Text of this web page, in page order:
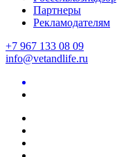
Партнеры
Рекламодателям
+7 967 133 08 09
info@vetandlife.ru